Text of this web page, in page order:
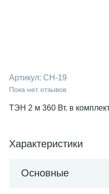
Артикул: CH-19
Пока нет отзывов
ТЭН 2 м 360 Вт. в
Характеристики
Основные